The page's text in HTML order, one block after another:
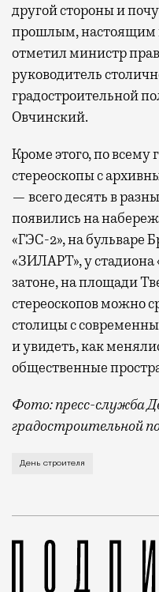
другой стороны и
прошлым,
отметил министр
руководитель
градостроительной
Овчинский.
Кроме этого, по
стереоскопы с
— всего десять в
появились на
«ГЭС-2», на бульваре
«ЗИЛАРТ», у стадиона
затоне, на площади
стереоскопов можно
столицы с
и увидеть, как
общественные
Фото: пресс-служба
градостроительной
В этом году
День строителя